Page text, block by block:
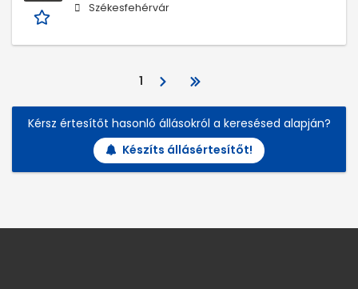
Székesfehérvár
1
Kérsz értesítőt hasonló állásokról a keresésed alapján?
Készíts állásértesítőt!